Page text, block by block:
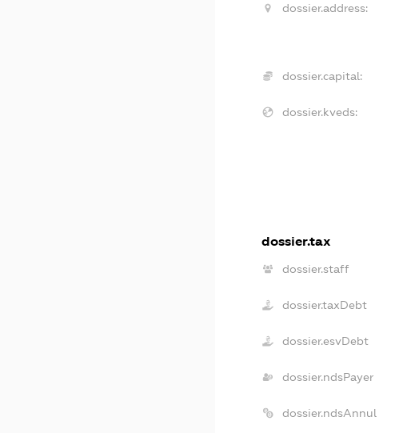
dossier.address:
dossier.capital:
dossier.kveds:
dossier.tax
dossier.staff
dossier.taxDebt
dossier.esvDebt
dossier.ndsPayer
dossier.ndsAnnul